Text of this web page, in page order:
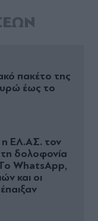
πακέτο της
έως το
ΕΛ.ΑΣ. τον
δολοφονία
WhatsApp,
και οι